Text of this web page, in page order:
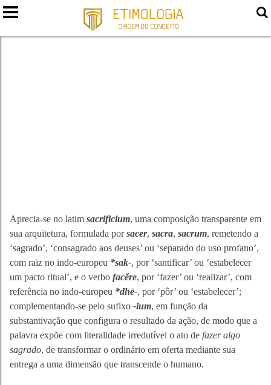
SACRIFÍCIO
Aprecia-se no latim sacrificium, uma composição transparente em
sua arquitetura, formulada porsacer, sacra, sacrum, remetendo a
‘sagrado’, ‘consagrado aos deuses’ ou ‘separado do uso profano’,
com raiz no indo-europeu *sak-, por ‘santificar’ ou ‘estabelecer
um pacto ritual’, e o verbo facĕre, por ‘fazer’ ou ‘realizar’, com
referência no indo-europeu *dhē-, por ‘pôr’ ou ‘estabelecer’;
complementando-se pelo sufixo -ium, em função da
substantivação que configura o resultado da ação, de modo que a
palavra expõe com literalidade irredutível o ato de fazer algo
sagrado, de transformar o ordinário em oferta mediante sua
entrega a uma dimensão que transcende o humano.